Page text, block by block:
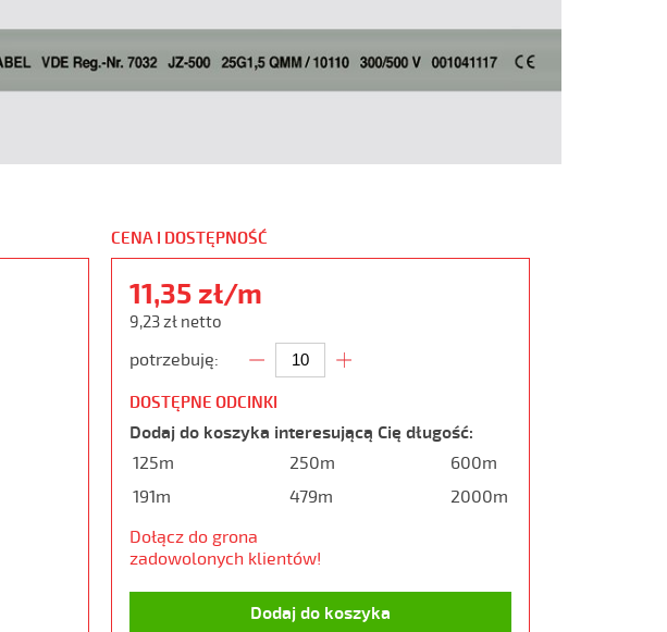
CENA I DOSTĘPNOŚĆ
11,35 zł/m
9,23 zł netto
potrzebuję:
DOSTĘPNE ODCINKI
Dodaj do koszyka interesującą Cię długość:
125m
191m
250m
479m
600m
2000m
Dołącz do grona
zadowolonych klientów!
Dodaj do koszyka